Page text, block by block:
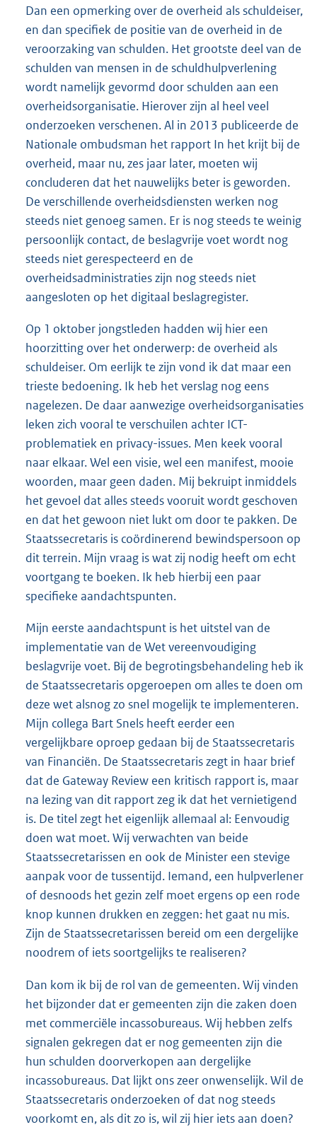
Dan een opmerking over de overheid als schuldeiser,
en dan specifiek de positie van de overheid in de
veroorzaking van schulden. Het grootste deel van de
schulden van mensen in de schuldhulpverlening
wordt namelijk gevormd door schulden aan een
overheidsorganisatie. Hierover zijn al heel veel
onderzoeken verschenen. Al in 2013 publiceerde de
Nationale ombudsman het rapport In het krijt bij de
overheid, maar nu, zes jaar later, moeten wij
concluderen dat het nauwelijks beter is geworden.
De verschillende overheidsdiensten werken nog
steeds niet genoeg samen. Er is nog steeds te weinig
persoonlijk contact, de beslagvrije voet wordt nog
steeds niet gerespecteerd en de
overheidsadministraties zijn nog steeds niet
aangesloten op het digitaal beslagregister.
Op 1 oktober jongstleden hadden wij hier een
hoorzitting over het onderwerp: de overheid als
schuldeiser. Om eerlijk te zijn vond ik dat maar een
trieste bedoening. Ik heb het verslag nog eens
nagelezen. De daar aanwezige overheidsorganisaties
leken zich vooral te verschuilen achter ICT-
problematiek en privacy-issues. Men keek vooral
naar elkaar. Wel een visie, wel een manifest, mooie
woorden, maar geen daden. Mij bekruipt inmiddels
het gevoel dat alles steeds vooruit wordt geschoven
en dat het gewoon niet lukt om door te pakken. De
Staatssecretaris is coördinerend bewindspersoon op
dit terrein. Mijn vraag is wat zij nodig heeft om echt
voortgang te boeken. Ik heb hierbij een paar
specifieke aandachtspunten.
Mijn eerste aandachtspunt is het uitstel van de
implementatie van de Wet vereenvoudiging
beslagvrije voet. Bij de begrotingsbehandeling heb ik
de Staatssecretaris opgeroepen om alles te doen om
deze wet alsnog zo snel mogelijk te implementeren.
Mijn collega Bart Snels heeft eerder een
vergelijkbare oproep gedaan bij de Staatssecretaris
van Financiën. De Staatssecretaris zegt in haar brief
dat de Gateway Review een kritisch rapport is, maar
na lezing van dit rapport zeg ik dat het vernietigend
is. De titel zegt het eigenlijk allemaal al: Eenvoudig
doen wat moet. Wij verwachten van beide
Staatssecretarissen en ook de Minister een stevige
aanpak voor de tussentijd. Iemand, een hulpverlener
of desnoods het gezin zelf moet ergens op een rode
knop kunnen drukken en zeggen: het gaat nu mis.
Zijn de Staatssecretarissen bereid om een dergelijke
noodrem of iets soortgelijks te realiseren?
Dan kom ik bij de rol van de gemeenten. Wij vinden
het bijzonder dat er gemeenten zijn die zaken doen
met commerciële incassobureaus. Wij hebben zelfs
signalen gekregen dat er nog gemeenten zijn die
hun schulden doorverkopen aan dergelijke
incassobureaus. Dat lijkt ons zeer onwenselijk. Wil de
Staatssecretaris onderzoeken of dat nog steeds
voorkomt en, als dit zo is, wil zij hier iets aan doen?